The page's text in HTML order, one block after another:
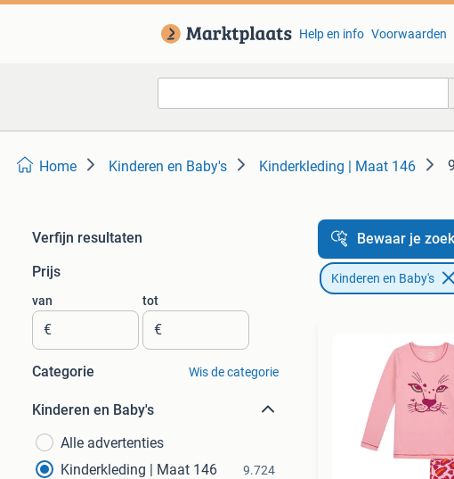
Help en info Voorwaarden
Home Kinderen en Baby's Kinderkleding | Maat 146
Verfijn resultaten
Prijs
van
€
tot
€
Categorie Wis de categorie
Kinderen en Baby's
Alle advertenties
Kinderkleding | Maat 146
9.724
Bewaar je
Kinderen en Baby's